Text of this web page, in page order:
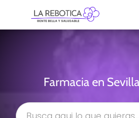
Farmacia en